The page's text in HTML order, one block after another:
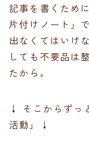
記事を書くため
片付けノート」
出なくてはいけ
しても不要品は
たから。
↓ そこからずっ
活動」↓